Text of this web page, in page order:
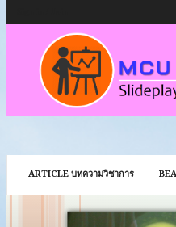
ARTICLE บทความวิชาการ